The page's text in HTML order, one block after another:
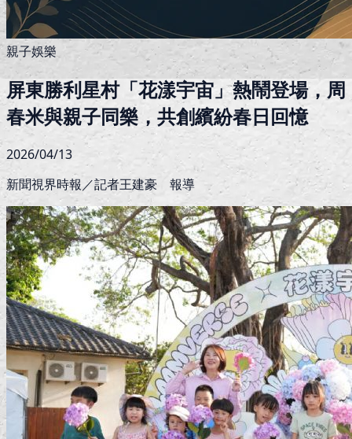
親子娛樂
屏東勝利星村「花漾宇宙」熱鬧登場，周
春米與親子同樂，共創繽紛春日回憶
2026/04/13
新聞視界時報／記者王建豪 報導